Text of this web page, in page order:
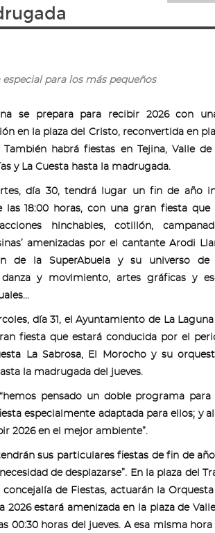
para los más pequeños
se prepara para recibir 2026 con
en la plaza del Cristo, reconvertida en
También habrá fiestas en Tejina, Valle de
y La Cuesta hasta la madrugada.
día 30, tendrá lugar un fin de año
las 18:00 horas, con una gran fiesta que
hinchables, cotillón,
amenizadas por el cantante Arodi
de la SuperAbuela y su universo de
danza y movimiento, artes gráficas y
día 31, el Ayuntamiento de La
fiesta que estará conducida por el
La Sabrosa, El Morocho y su
la madrugada del jueves.
pensado un doble programa para
especialmente adaptada para ellos; y
2026 en el mejor ambiente”.
sus particulares fiestas de fin de
de desplazarse”. En la plaza del
de Fiestas, actuarán la
estará amenizada en la plaza de
00:30 horas del jueves. A esa misma